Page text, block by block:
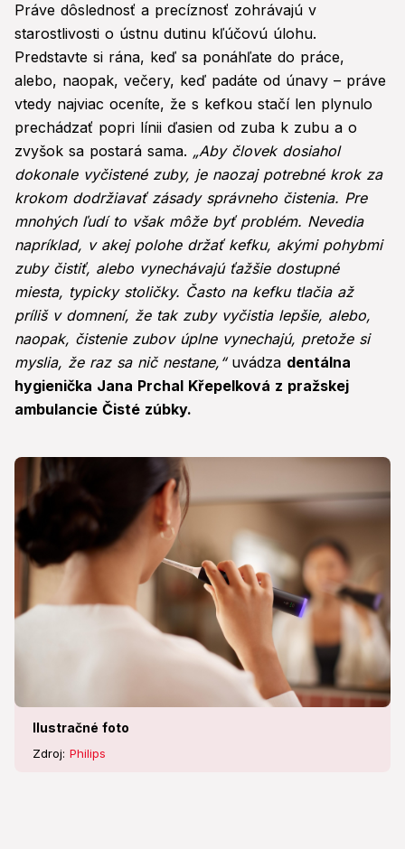
Práve dôslednosť a precíznosť zohrávajú v
starostlivosti o ústnu dutinu kľúčovú úlohu.
Predstavte si rána, keď sa ponáhľate do práce,
alebo, naopak, večery, keď padáte od únavy – práve
vtedy najviac oceníte, že s kefkou stačí len plynulo
prechádzať popri línii ďasien od zuba k zubu a o
zvyšok sa postará sama. „Aby človek dosiahol
dokonale vyčistené zuby, je naozaj potrebné krok za
krokom dodržiavať zásady správneho čistenia. Pre
mnohých ľudí to však môže byť problém. Nevedia
napríklad, v akej polohe držať kefku, akými pohybmi
zuby čistiť, alebo vynechávajú ťažšie dostupné
miesta, typicky stoličky. Často na kefku tlačia až
príliš v domnení, že tak zuby vyčistia lepšie, alebo,
naopak, čistenie zubov úplne vynechajú, pretože si
myslia, že raz sa nič nestane,“uvádza dentálna
hygienička Jana Prchal Křepelková z pražskej
ambulancie Čisté zúbky.
Ilustračné foto
Zdroj: Philips